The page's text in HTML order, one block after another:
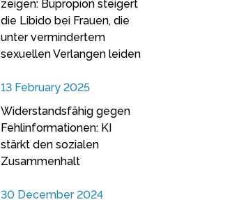
zeigen: Bupropion steigert
die Libido bei Frauen, die
unter vermindertem
sexuellen Verlangen leiden
13 February 2025
Widerstandsfähig gegen
Fehlinformationen: KI
stärkt den sozialen
Zusammenhalt
30 December 2024